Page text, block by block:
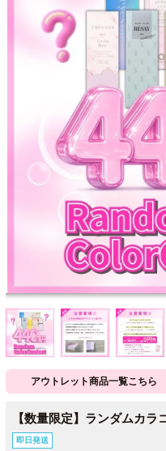
アウトレット商品一覧こちら
【数量限定】ランダムカラ
即日発送